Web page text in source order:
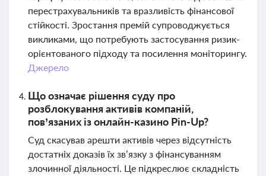
перестрахувальників та вразливість фінансової
стійкості. Зростання премій супроводжується
викликами, що потребують застосування ризик-
орієнтованого підходу та посилення моніторингу.
Джерело
Що означає рішення суду про
розблокування активів компаній,
пов’язаних із онлайн-казино Pin-Up?
Суд скасував арешти активів через відсутність
достатніх доказів їх зв’язку з фінансуванням
злочинної діяльності. Це підкреслює складність